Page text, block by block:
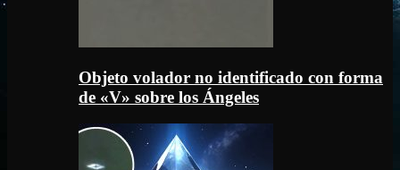
Objeto volador no identificado con forma
de «V» sobre los Ángeles